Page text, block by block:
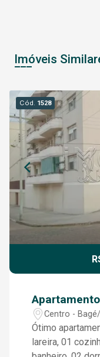
Imóveis
Cód. 1528
Centro -
Ótimo
lareira, 01